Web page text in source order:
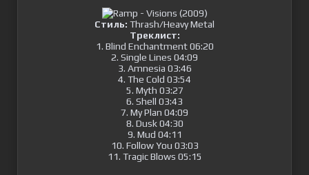
Стиль: Thrash/Heavy Metal
Треклист:
1. Blind Enchantment 06:20
2. Single Lines 04:09
3. Amnesia 03:46
4. The Cold 03:54
5. Myth 03:27
6. Shell 03:43
7. My Plan 04:09
8. Dusk 04:30
9. Mud 04:11
10. Follow You 03:03
11. Tragic Blows 05:15